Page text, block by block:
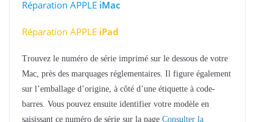
Réparation APPLE iMac
Réparation APPLE iPad
Trouvez le numéro de série imprimé sur le dessous de votre
Mac, près des marquages réglementaires. Il figure également
sur l’emballage d’origine, à côté d’une étiquette à code-
barres. Vous pouvez ensuite identifier votre modèle en
saisissant ce numéro de série sur la page Consulter la